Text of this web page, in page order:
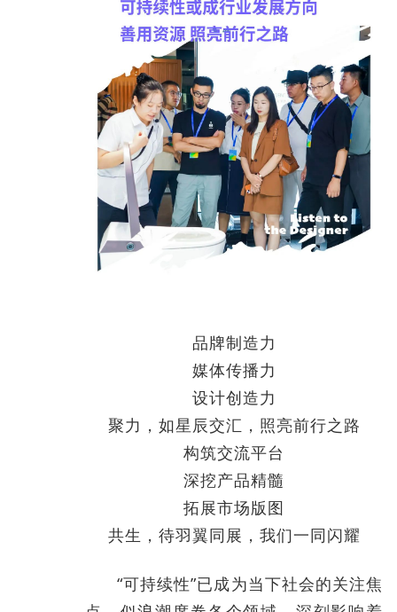
品牌制造力
媒体传播力
设计创造力
聚力，如星辰交汇，照亮前行之路
构筑交流平台
深挖产品精髓
拓展市场版图
共生，待羽翼同展，我们一同闪耀
“可持续性”已成为当下社会的关注焦